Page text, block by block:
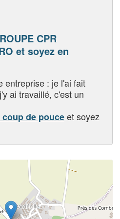
CPR
et soyez en
entreprise : je l'ai fait
ai travaillé, c'est un
de pouceet soyez